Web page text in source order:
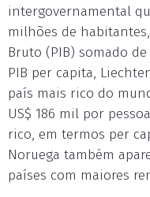
intergovernamental
milhões de
Bruto (PIB) somado
PIB per capita,
país mais rico do
US$ 186 mil por
rico, em termos per
Noruega também
países com maiores